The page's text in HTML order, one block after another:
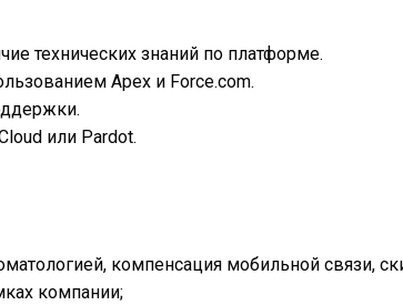
технических знаний по платформе.
Apex и Force.com.
или Pardot.
компенсация мобильной связи,
компании;